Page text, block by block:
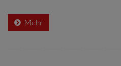
Mehr